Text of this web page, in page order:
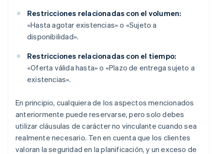
Restricciones relacionadas con el volumen:
«Hasta agotar existencias» o «Sujeto a
disponibilidad».
Restricciones relacionadas con el tiempo:
«Oferta válida hasta» o «Plazo de entrega sujeto a
existencias».
En principio, cualquiera de los aspectos mencionados
anteriormente puede reservarse, pero solo debes
utilizar cláusulas de carácter no vinculante cuando sea
realmente necesario. Ten en cuenta que los clientes
valoran la seguridad en la planificación, y un exceso de